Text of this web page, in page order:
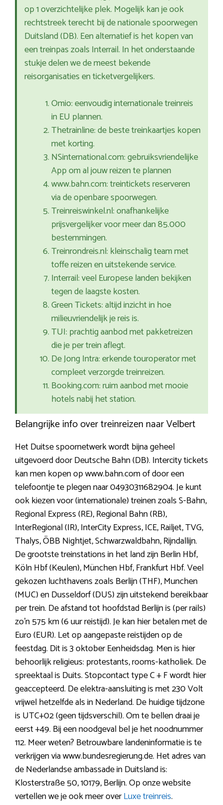
op 1 overzichtelijke plek. Mogelijk kan je ook
rechtstreek terecht bij de nationale spoorwegen
Duitsland (DB). Een alternatief is het kopen van
een treinpas zoals Interrail. In het onderstaande
stukje delen we de meest bekende
reisorganisaties en ticketvergelijkers.
Omio: eenvoudig internationale treinreis
in EU plannen.
Thetrainline: de beste treinkaartjes kopen
met korting.
NSinternational.com: gebruiksvriendelijke
App om al jouw reizen te plannen
www.bahn.com: treintickets reserveren
via de openbare spoorwegen.
Treinreiswinkel.nl: onafhankelijke
prijsvergelijker voor meer dan 85.000
bestemmingen.
Treinrondreis.nl: kleinschalig team met
toffe reizen en uitstekende service.
Interrail: veel Europese landen bekijken
tegen de laagste kosten.
Green Tickets: altijd inzicht in hoe
milieuvriendelijk je reis is.
TUI: prachtig aanbod met pakketreizen
die je per trein aflegt.
De Jong Intra: erkende touroperator met
compleet verzorgde treinreizen.
Booking.com: ruim aanbod met mooie
hotels nabij het station.
Belangrijke info over treinreizen naar Velbert
Het Duitse spoornetwerk wordt bijna geheel
uitgevoerd door Deutsche Bahn (DB). Intercity tickets
kan men kopen op www.bahn.com of door een
telefoontje te plegen naar 04930311682904. Je kunt
ook kiezen voor (internationale) treinen zoals S-Bahn,
Regional Express (RE), Regional Bahn (RB),
InterRegional (IR), InterCity Express, ICE, Railjet, TVG,
Thalys, ÖBB Nightjet, Schwarzwaldbahn, Rijndallijn.
De grootste treinstations in het land zijn Berlin Hbf,
Köln Hbf (Keulen), München Hbf, Frankfurt Hbf. Veel
gekozen luchthavens zoals Berlijn (THF), Munchen
(MUC) en Dusseldorf (DUS) zijn uitstekend bereikbaar
per trein. De afstand tot hoofdstad Berlijn is (per rails)
zo’n 575 km (6 uur reistijd). Je kan hier betalen met de
Euro (EUR). Let op aangepaste reistijden op de
feestdag. Dit is 3 oktober Eenheidsdag. Men is hier
behoorlijk religieus: protestants, rooms-katholiek. De
spreektaal is Duits. Stopcontact type C + F wordt hier
geaccepteerd. De elektra-aansluiting is met 230 Volt
vrijwel hetzelfde als in Nederland. De huidige tijdzone
is UTC+02 (geen tijdsverschil). Om te bellen draai je
eerst +49. Bij een noodgeval bel je het noodnummer
112. Meer weten? Betrouwbare landeninformatie is te
verkrijgen via www.bundesregierung.de. Het adres van
de Nederlandse ambassade in Duitsland is:
Klosterstraße 50, 10179, Berlijn. Op onze website
vertellen we je ook meer overLuxe treinreis.